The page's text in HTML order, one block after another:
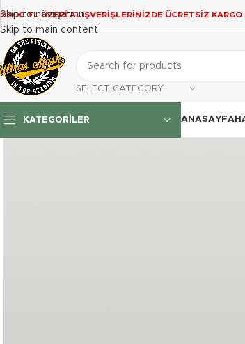
Skip to navigation
Skip to main content
2000 TL ÜZERİ ALIŞVERİŞLERİNİZDE ÜCRETSİZ KARGO
SELECT CATEGORY
KATEGORILER ANASAYFA